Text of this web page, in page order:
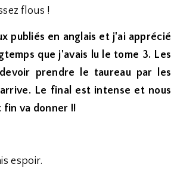
flous !
publiés en anglais et j'ai apprécié
que j'avais lu le tome 3. Les
prendre le taureau par les
Le final est intense et nous
fin va donner !!
espoir.